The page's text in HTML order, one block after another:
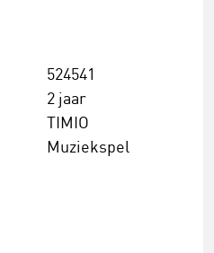
524541
2 jaar
TIMIO
Muziekspel